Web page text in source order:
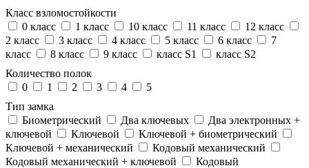
Класс взломостойкости
0 класс
1 класс 10 класс 11 класс
12 класс
2 класс
3 класс 4 класс 5 класс 6 класс
7
класс
8 класс 9 класс класс S1
класс S2
Количество полок
0
1 2 3 4
5
Тип замка
Биометрический
Два ключевых
Два электронныx +
ключевой
Ключевой
Ключевой + биометрический
Ключевой + механический
Кодовый механический
Кодовый механический + ключевой
Кодовый